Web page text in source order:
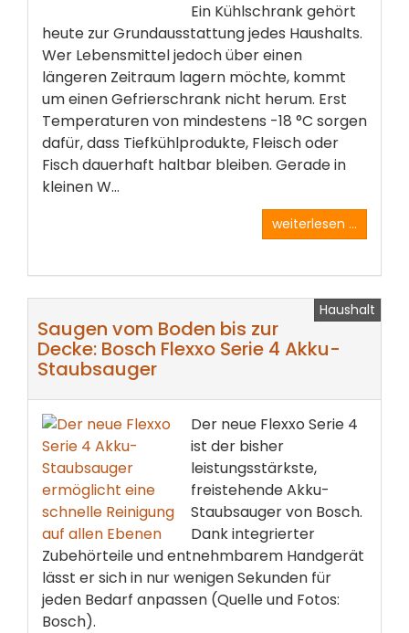
Ein Kühlschrank gehört
heute zur Grundausstattung jedes Haushalts.
Wer Lebensmittel jedoch über einen
längeren Zeitraum lagern möchte, kommt
um einen Gefrierschrank nicht herum. Erst
Temperaturen von mindestens -18 °C sorgen
dafür, dass Tiefkühlprodukte, Fleisch oder
Fisch dauerhaft haltbar bleiben. Gerade in
kleinen W...
weiterlesen ...
Haushalt
Saugen vom Boden bis zur
Decke: Bosch Flexxo Serie 4 Akku-
Staubsauger
Der neue Flexxo Serie 4
ist der bisher
leistungsstärkste,
freistehende Akku-
Staubsauger von Bosch.
Dank integrierter
Zubehörteile und entnehmbarem Handgerät
lässt er sich in nur wenigen Sekunden für
jeden Bedarf anpassen (Quelle und Fotos:
Bosch).